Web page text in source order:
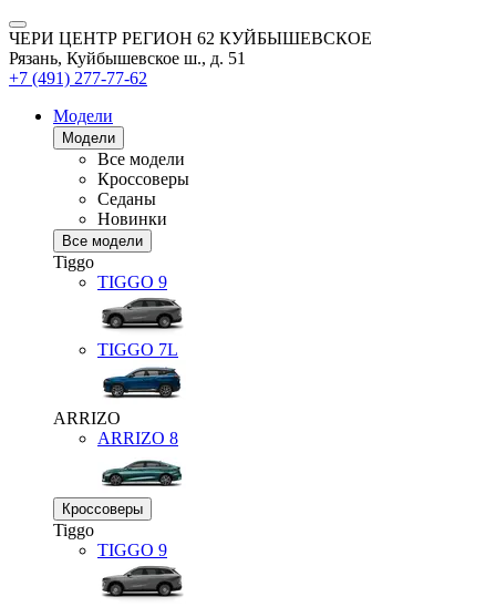
ЧЕРИ ЦЕНТР РЕГИОН 62 КУЙБЫШЕВСКОЕ
Рязань, Куйбышевское ш., д. 51
+7 (491) 277-77-62
Модели
Модели
Все модели
Кроссоверы
Седаны
Новинки
Все модели
Tiggo
TIGGO 9
TIGGO 7L
ARRIZO
ARRIZO 8
Кроссоверы
Tiggo
TIGGO 9